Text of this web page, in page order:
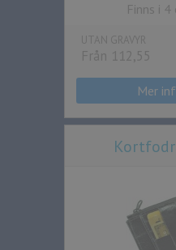
Finns i
UTAN GRAVYR
Från 112,55
Mer